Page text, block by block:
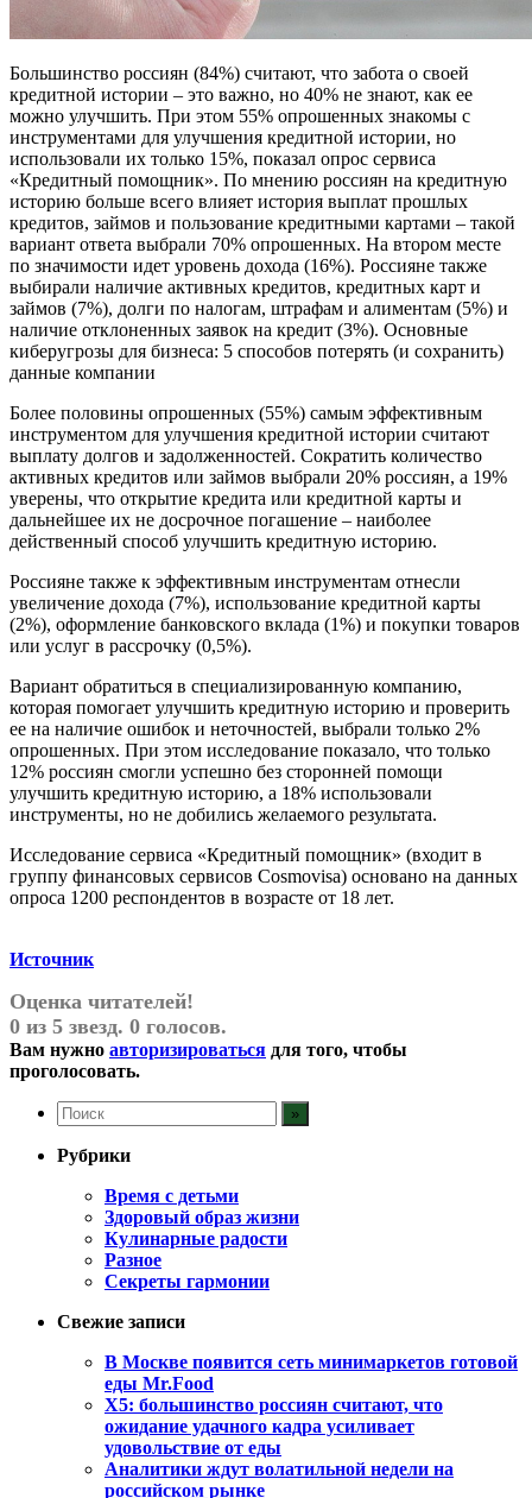
Большинство россиян (84%) считают, что забота о своей
кредитной истории – это важно, но 40% не знают, как ее
можно улучшить. При этом 55% опрошенных знакомы с
инструментами для улучшения кредитной истории, но
использовали их только 15%, показал опрос сервиса
«Кредитный помощник». По мнению россиян на кредитную
историю больше всего влияет история выплат прошлых
кредитов, займов и пользование кредитными картами – такой
вариант ответа выбрали 70% опрошенных. На втором месте
по значимости идет уровень дохода (16%). Россияне также
выбирали наличие активных кредитов, кредитных карт и
займов (7%), долги по налогам, штрафам и алиментам (5%) и
наличие отклоненных заявок на кредит (3%). Основные
киберугрозы для бизнеса: 5 способов потерять (и сохранить)
данные компании
Более половины опрошенных (55%) самым эффективным
инструментом для улучшения кредитной истории считают
выплату долгов и задолженностей. Сократить количество
активных кредитов или займов выбрали 20% россиян, а 19%
уверены, что открытие кредита или кредитной карты и
дальнейшее их не досрочное погашение – наиболее
действенный способ улучшить кредитную историю.
Россияне также к эффективным инструментам отнесли
увеличение дохода (7%), использование кредитной карты
(2%), оформление банковского вклада (1%) и покупки товаров
или услуг в рассрочку (0,5%).
Вариант обратиться в специализированную компанию,
которая помогает улучшить кредитную историю и проверить
ее на наличие ошибок и неточностей, выбрали только 2%
опрошенных. При этом исследование показало, что только
12% россиян смогли успешно без сторонней помощи
улучшить кредитную историю, а 18% использовали
инструменты, но не добились желаемого результата.
Исследование сервиса «Кредитный помощник» (входит в
группу финансовых сервисов Cosmovisa) основано на данных
опроса 1200 респондентов в возрасте от 18 лет.
Источник
Оценка читателей!
0 из 5 звезд. 0 голосов.
Вам нужно авторизироваться для того, чтобы
проголосовать.
Рубрики
Время с детьми
Здоровый образ жизни
Кулинарные радости
Разное
Секреты гармонии
Свежие записи
В Москве появится сеть минимаркетов готовой
еды Mr.Food
X5: большинство россиян считают, что
ожидание удачного кадра усиливает
удовольствие от еды
Аналитики ждут волатильной недели на
российском рынке